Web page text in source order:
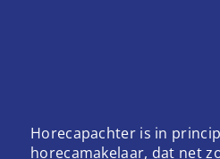
Horecapachter is in
horecamakelaar, dat net